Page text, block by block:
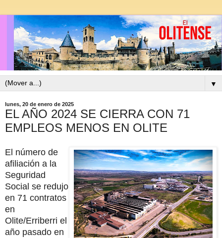
▼
lunes, 20 de enero de 2025
EL AÑO 2024 SE CIERRA CON 71
EMPLEOS MENOS EN OLITE
El número de
afiliación a la
Seguridad
Social se redujo
en 71 contratos
en
Olite/Erriberri el
año pasado en